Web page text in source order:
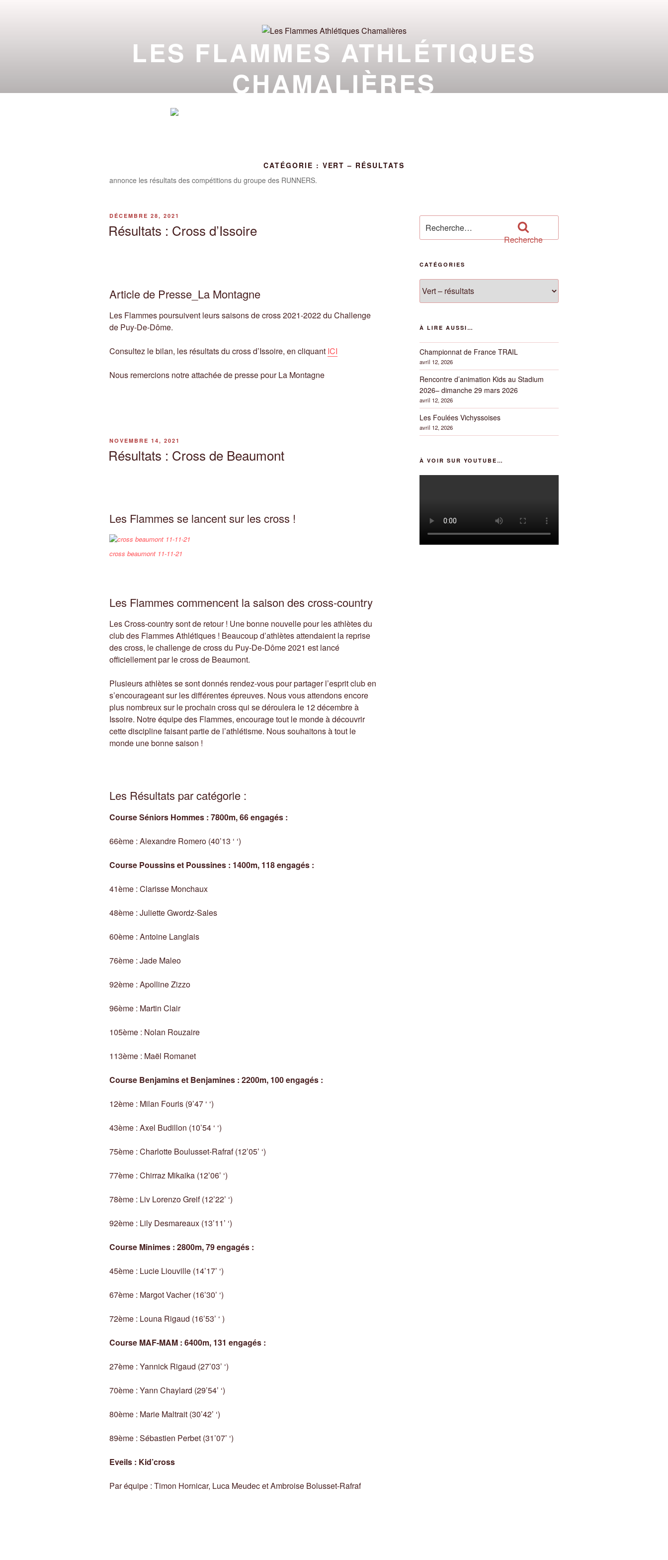
LES FLAMMES ATHLÉTIQUES
CHAMALIÈRES
DE L'INITIATION À LA PRATIQUE ATHLÉTIQUE AU PIED DU PUY DE DÔME
CATÉGORIE : VERT – RÉSULTATS
annonce les résultats des compétitions du groupe des RUNNERS.
PUBLIÉ
DÉCEMBRE 28, 2021
Résultats : Cross d’Issoire
Article de Presse_La Montagne
Les Flammes poursuivent leurs saisons de cross 2021-2022 du Challenge
de Puy-De-Dôme.
Consultez le bilan, les résultats du cross d’Issoire, en cliquant ICI
Nous remercions notre attachée de presse pour La Montagne
PUBLIÉ
NOVEMBRE 14, 2021
Résultats : Cross de Beaumont
Les Flammes se lancent sur les cross !
cross beaumont 11-11-21
Les Flammes commencent la saison des cross-country
Les Cross-country sont de retour ! Une bonne nouvelle pour les athlètes du
club des Flammes Athlétiques ! Beaucoup d’athlètes attendaient la reprise
des cross, le challenge de cross du Puy-De-Dôme 2021 est lancé
officiellement par le cross de Beaumont.
Plusieurs athlètes se sont donnés rendez-vous pour partager l’esprit club en
s’encourageant sur les différentes épreuves. Nous vous attendons encore
plus nombreux sur le prochain cross qui se déroulera le 12 décembre à
Issoire. Notre équipe des Flammes, encourage tout le monde à découvrir
cette discipline faisant partie de l’athlétisme. Nous souhaitons à tout le
monde une bonne saison !
Les Résultats par catégorie :
Course Séniors Hommes : 7800m, 66 engagés :
66ème : Alexandre Romero (40’13 ‘ ‘)
Course Poussins et Poussines : 1400m, 118 engagés :
41ème : Clarisse Monchaux
48ème : Juliette Gwordz-Sales
60ème : Antoine Langlais
76ème : Jade Maleo
92ème : Apolline Zizzo
96ème : Martin Clair
105ème : Nolan Rouzaire
113ème : Maël Romanet
Course Benjamins et Benjamines : 2200m, 100 engagés :
12ème : Milan Fouris (9’47 ‘ ‘)
43ème : Axel Budillon (10’54 ‘ ‘)
75ème : Charlotte Boulusset-Rafraf (12’05’ ‘)
77ème : Chirraz Mikaika (12’06’ ‘)
78ème : Liv Lorenzo Greif (12’22’ ‘)
92ème : Lily Desmareaux (13’11’ ‘)
Course Minimes : 2800m, 79 engagés :
45ème : Lucie Liouville (14’17’ ‘)
67ème : Margot Vacher (16’30’ ‘)
72ème : Louna Rigaud (16’53’ ‘ )
Course MAF-MAM : 6400m, 131 engagés :
27ème : Yannick Rigaud (27’03’ ‘)
70ème : Yann Chaylard (29’54’ ‘)
80ème : Marie Maltrait (30’42’ ‘)
89ème : Sébastien Perbet (31’07’ ‘)
Eveils : Kid’cross
Par équipe : Timon Hornicar, Luca Meudec et Ambroise Bolusset-Rafraf
pour
:
Recherche
CATÉGORIES
À LIRE AUSSI…
Championnat de France TRAIL
avril 12, 2026
Rencontre d’animation Kids au Stadium
2026– dimanche 29 mars 2026
avril 12, 2026
Les Foulées Vichyssoises
avril 12, 2026
À VOIR SUR YOUTUBE…